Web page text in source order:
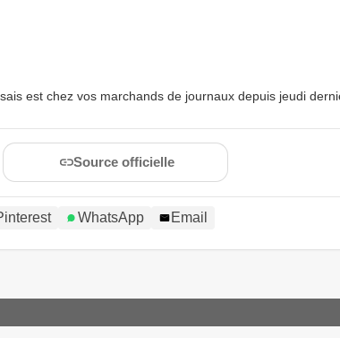
est chez vos marchands de journaux depuis jeudi
Source officielle
WhatsApp Email